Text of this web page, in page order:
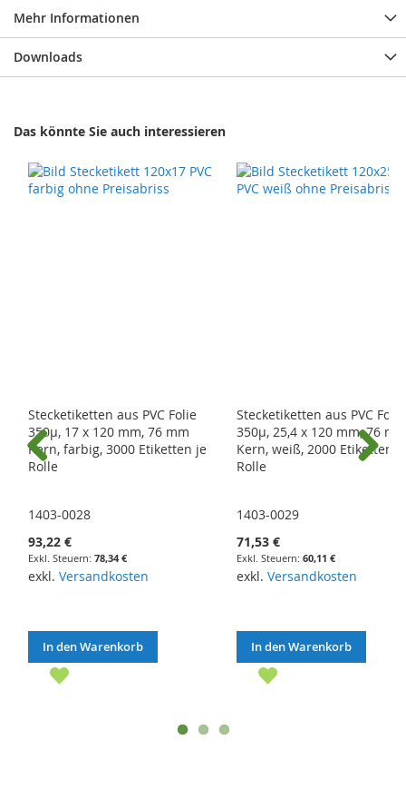
Mehr Informationen
Downloads
Das könnte Sie auch interessieren
Stecketiketten aus PVC Folie
350µ, 17 x 120 mm, 76 mm
Kern, farbig, 3000 Etiketten je
Rolle
1403-0028
93,22 €
78,34 €
exkl. Versandkosten
In den Warenkorb
Stecketiketten aus PVC Folie
350µ, 25,4 x 120 mm, 76
Kern, weiß, 2000 Etiketten
Rolle
1403-0029
71,53 €
60,11 €
exkl. Versandkosten
In den Warenkorb